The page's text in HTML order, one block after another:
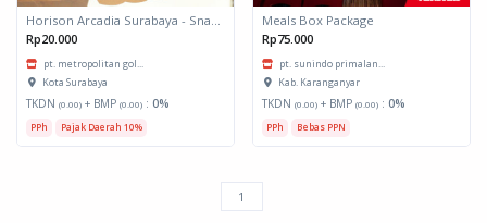
Horison Arcadia Surabaya - Snack Box 1
Rp20.000
pt. metropolitan gol...
Kota Surabaya
TKDN (0.00) + BMP (0.00) : 0%
PPh Pajak Daerah 10%
Meals Box Package
Rp75.000
pt. sunindo primalan...
Kab. Karanganyar
TKDN (0.00) + BMP (0.00) : 0%
PPh Bebas PPN